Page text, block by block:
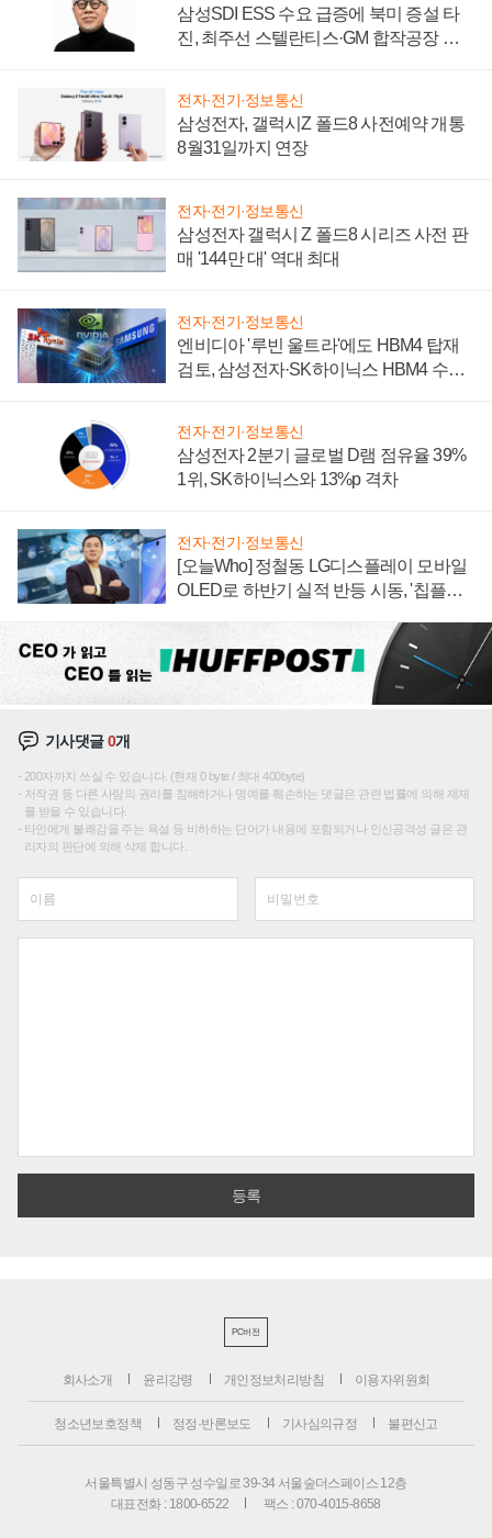
삼성SDI ESS 수요 급증에 북미 증설 타
진, 최주선 스텔란티스·GM 합작공장 건
전자·전기·정보통신
삼성전자, 갤럭시Z 폴드8 사전예약 개통
8월31일까지 연장
전자·전기·정보통신
삼성전자 갤럭시 Z 폴드8 시리즈 사전 판
매 '144만 대' 역대 최대
전자·전기·정보통신
엔비디아 '루빈 울트라'에도 HBM4 탑재
검토, 삼성전자·SK하이닉스 HBM4 수율
전자·전기·정보통신
삼성전자 2분기 글로벌 D램 점유율 39%
1위, SK하이닉스와 13%p 격차
전자·전기·정보통신
[오늘Who] 정철동 LG디스플레이 모바일
OLED로 하반기 실적 반등 시동, '칩플레
기사댓글0개
200자까지 쓰실 수 있습니다. (현재 0 byte / 최대 400byte)
저작권 등 다른 사람의 권리를 침해하거나 명예를 훼손하는 댓글은 관련 법률에 의해 제재
를 받을 수 있습니다.
타인에게 불쾌감을 주는 욕설 등 비하하는 단어가 내용에 포함되거나 인신공격성 글은 관
리자의 판단에 의해 삭제 합니다.
PC버전
회사소개 윤리강령 개인정보처리방침 이용자위원회
청소년보호정책 정정·반론보도 기사심의규정 불편신고
서울특별시 성동구 성수일로 39-34 서울숲더스페이스 12층
대표전화 : 1800-6522
팩스 : 070-4015-8658